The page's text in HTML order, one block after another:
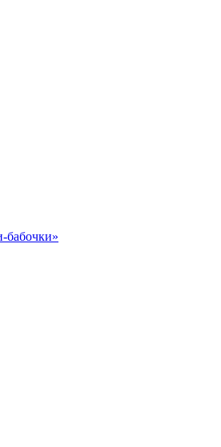
бабочки»